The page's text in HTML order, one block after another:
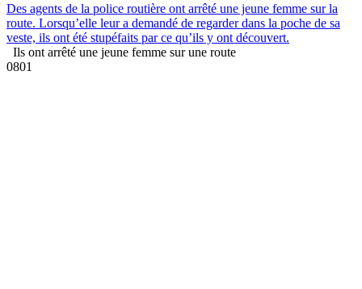
Des agents de la police routière ont arrêté une jeune femme sur la
route. Lorsqu’elle leur a demandé de regarder dans la poche de sa
veste, ils ont été stupéfaits par ce qu’ils y ont découvert.
Ils ont arrêté une jeune femme sur une route
0801